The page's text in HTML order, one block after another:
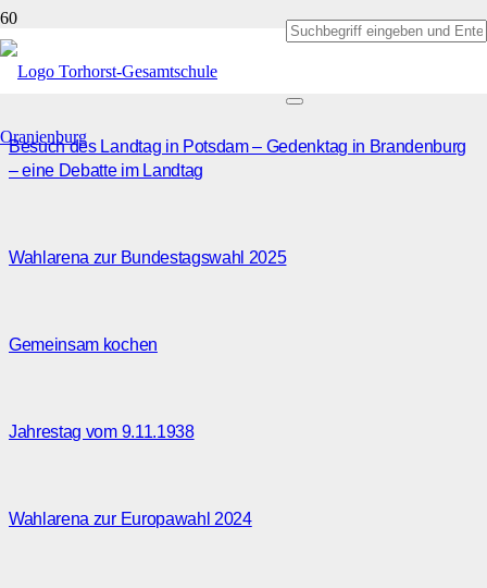
Beiträge von Angela Ruß
Besuch des Landtag in Potsdam – Gedenktag in Brandenburg
– eine Debatte im Landtag
Wahlarena zur Bundestagswahl 2025
Gemeinsam kochen
Jahrestag vom 9.11.1938
Wahlarena zur Europawahl 2024